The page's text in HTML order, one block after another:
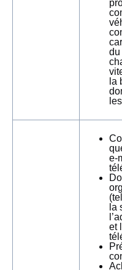
du
la
e-
la
et